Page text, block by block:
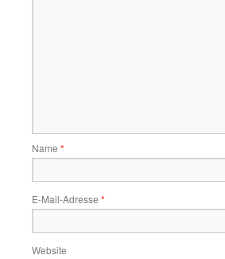
Name *
E-Mail-Adresse *
Website